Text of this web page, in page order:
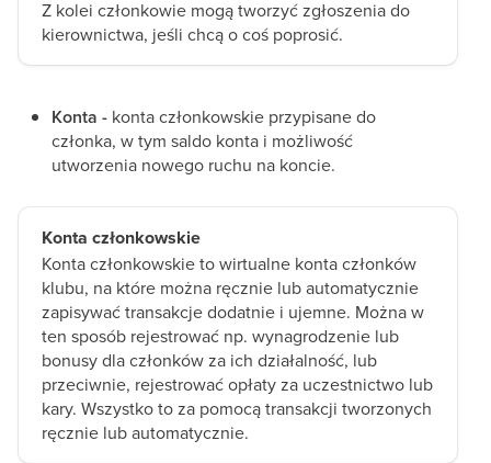
Z kolei członkowie mogą tworzyć zgłoszenia do
kierownictwa, jeśli chcą o coś poprosić.
Konta - konta członkowskie przypisane do
członka, w tym saldo konta i możliwość
utworzenia nowego ruchu na koncie.
Konta członkowskie
Konta członkowskie to wirtualne konta członków
klubu, na które można ręcznie lub automatycznie
zapisywać transakcje dodatnie i ujemne. Można w
ten sposób rejestrować np. wynagrodzenie lub
bonusy dla członków za ich działalność, lub
przeciwnie, rejestrować opłaty za uczestnictwo lub
kary. Wszystko to za pomocą transakcji tworzonych
ręcznie lub automatycznie.